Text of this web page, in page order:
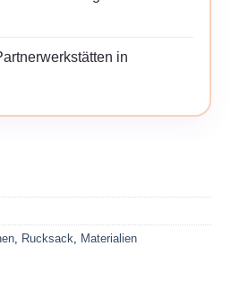
in
, Rucksack Materialien